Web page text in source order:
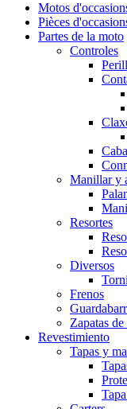
Motos
Pièces
Partes de la moto
Controles
Manillar y
Resortes
Diversos
Frenos
Zapatas
Revestimiento
Tapas y